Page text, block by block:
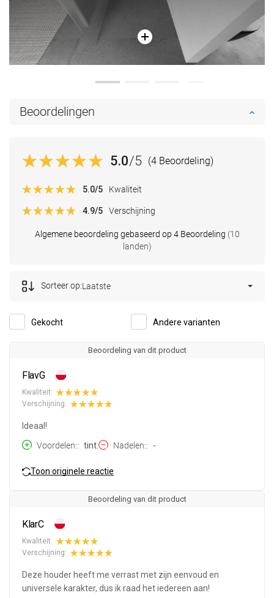
Beoordelingen
5.0/5 (4 Beoordeling)
Algemene beoordeling gebaseerd op 4 Beoordeling (10
landen)
5.0/5 Kwaliteit
4.9/5 Verschijning
Gekocht Andere varianten
Sorteer op:Laatste
Beoordeling van dit product
FlavG
Kwaliteit:
Verschijning:
Ideaal!
Voordelen:
tint. Nadelen: -
Toon originele reactie
Beoordeling van dit product
KlarC
Kwaliteit:
Verschijning:
Deze houder heeft me verrast met zijn eenvoud en
universele karakter, dus ik raad het iedereen aan!